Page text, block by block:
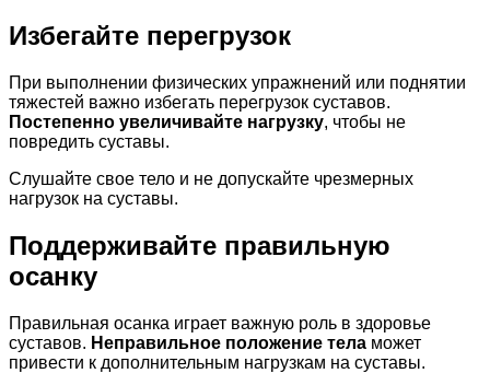
Избегайте перегрузок
При выполнении физических упражнений или поднятии
тяжестей важно избегать перегрузок суставов.
Постепенно увеличивайте нагрузку, чтобы не
повредить суставы.
Слушайте свое тело и не допускайте чрезмерных
нагрузок на суставы.
Поддерживайте правильную
осанку
Правильная осанка играет важную роль в здоровье
суставов. Неправильное положение тела может
привести к дополнительным нагрузкам на суставы.